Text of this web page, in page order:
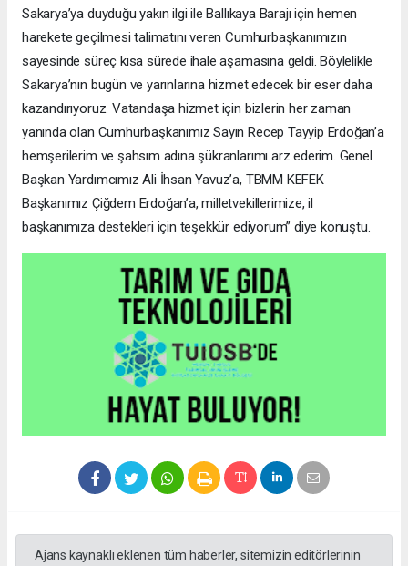
Sakarya’ya duyduğu yakın ilgi ile Ballıkaya Barajı için hemen
harekete geçilmesi talimatını veren Cumhurbaşkanımızın
sayesinde süreç kısa sürede ihale aşamasına geldi. Böylelikle
Sakarya’nın bugün ve yarınlarına hizmet edecek bir eser daha
kazandırıyoruz. Vatandaşa hizmet için bizlerin her zaman
yanında olan Cumhurbaşkanımız Sayın Recep Tayyip Erdoğan’a
hemşerilerim ve şahsım adına şükranlarımı arz ederim. Genel
Başkan Yardımcımız Ali İhsan Yavuz’a, TBMM KEFEK
Başkanımız Çiğdem Erdoğan’a, milletvekillerimize, il
başkanımıza destekleri için teşekkür ediyorum” diye konuştu.
Ajans kaynaklı eklenen tüm haberler, sitemizin editörlerinin